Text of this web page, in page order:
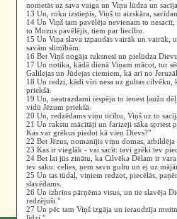
nometās uz sava vaiga un Viņu lūdza un
13 Un, roku izstiepis, Viņš to aizskāra,
14 Un Viņš tam pavēlēja nevienam to
to Mozus pavēlējis, tiem par liecību.
15 Un Viņa slava izpaudās vairāk un vairāk,
savām slimībām.
16 Bet Viņš nogāja tuksnesī un pielūdza
17 Un notika, kādā dienā Viņam mācot, tur
Galilejas un Jūdejas ciemiem, kā arī no
18 Un redzi, kādi vīri nesa uz gultas cilvēku,
priekšā.
19 Un, neatrazdami iespēju to ienest ļaužu
vidū Jēzum priekšā.
20 Un, redzēdams viņu ticību, Viņš uz to
21 Un rakstu mācītāji un farizeji sāka spriest
Kas var grēkus piedot kā vien Dievs?"
22 Bet Jēzus, nomanījis viņu domas,
23 Kas ir vieglāk - vai sacīt: tavi grēki tev
24 Bet lai jūs zinātu, ka Cilvēka Dēlam ir
tev saku: celies, ņem savu gultu un ej uz
25 Un tas tūdaļ, viņiem redzot, piecēlās,
slavēdams.
26 Un izbrīns pārņēma visus, un tie slavēja
redzējuši."
27 Un pēc tam Viņš izgāja un ieraudzīja